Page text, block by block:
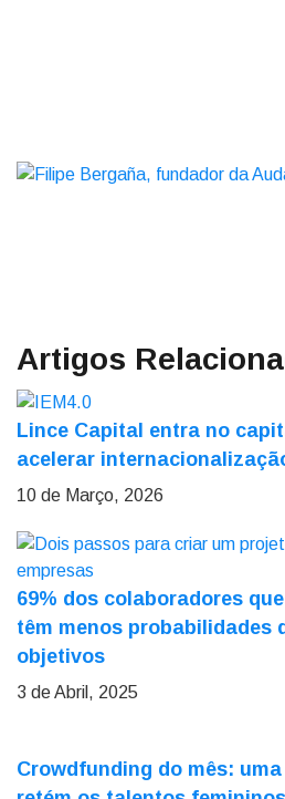
Artigos
Lince Capital entra no
acelerar
10 de Março, 2026
69% dos colaboradores
têm menos probabilidades
objetivos
3 de Abril, 2025
Crowdfunding do mês: